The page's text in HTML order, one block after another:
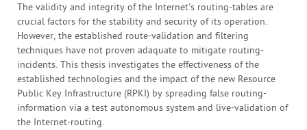
The validity and integrity of the Internet's routing-tables are
crucial factors for the stability and security of its operation.
However, the established route-validation and filtering
techniques have not proven adaquate to mitigate routing-
incidents. This thesis investigates the effectiveness of the
established technologies and the impact of the new Resource
Public Key Infrastructure (RPKI) by spreading false routing-
information via a test autonomous system and live-validation of
the Internet-routing.